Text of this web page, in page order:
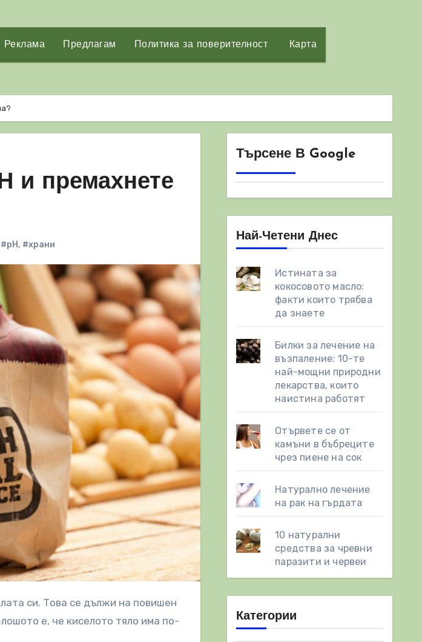
Реклама Предлагам Политика за поверителност Карта
и премахнете
#рН, #храни
е, че киселото тяло има по-
Търсене В Google
Най-Четени Днес
Истината за
кокосовото масло:
факти които трябва
да знаете
Билки за лечение на
възпаление: 10-те
най-мощни природни
лекарства, които
наистина работят
Отървете се от
камъни в бъбреците
чрез пиене на сок
Натурално лечение
на рак на гърдата
10 натурални
средства за чревни
паразити и червеи
Категории